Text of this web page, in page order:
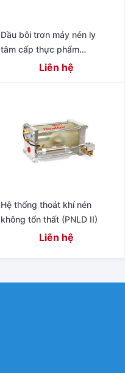
Dầu bôi trơn máy nén ly
tâm cấp thực phẩm
TurboBlend ™Liên hệ
Hệ thống thoát khí nén
không tổn thất (PNLD II)
Liên hệ